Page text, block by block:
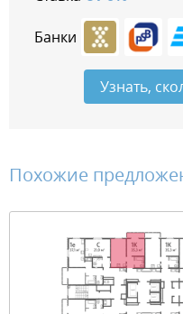
Банки
Узнать,
Похожие